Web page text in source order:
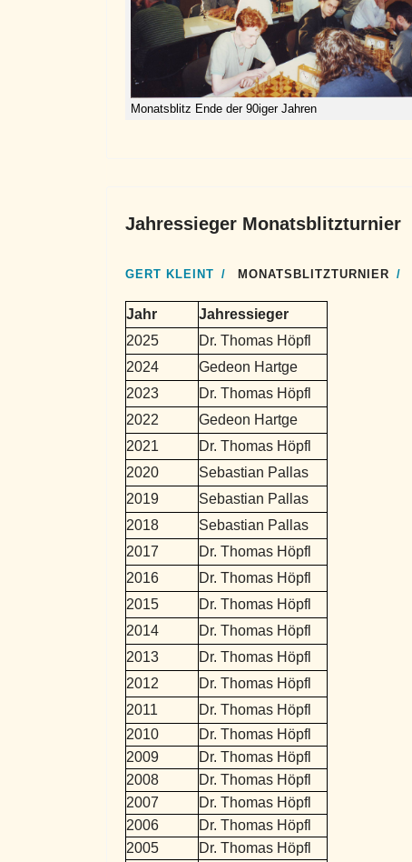
Monatsblitz Ende der 90iger Jahren
Jahressieger Monatsblitzturnier
GERT KLEINT MONATSBLITZTURNIER
Jahr
Jahressieger
2025
Dr. Thomas Höpfl
2024
Gedeon Hartge
2023
Dr. Thomas Höpfl
2022
Gedeon Hartge
2021
Dr. Thomas Höpfl
2020
Sebastian Pallas
2019
Sebastian Pallas
2018
Sebastian Pallas
2017
Dr. Thomas Höpfl
2016
Dr. Thomas Höpfl
2015
Dr. Thomas Höpfl
2014
Dr. Thomas Höpfl
2013
Dr. Thomas Höpfl
2012
Dr. Thomas Höpfl
2011
Dr. Thomas Höpfl
2010
Dr. Thomas Höpfl
2009
Dr. Thomas Höpfl
2008
Dr. Thomas Höpfl
2007
Dr. Thomas Höpfl
2006
Dr. Thomas Höpfl
2005
Dr. Thomas Höpfl